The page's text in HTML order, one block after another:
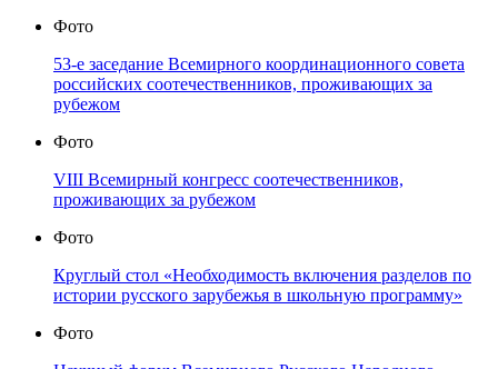
Фото
53-е заседание Всемирного координационного совета
российских соотечественников, проживающих за
рубежом
Фото
VIII Всемирный конгресс соотечественников,
проживающих за рубежом
Фото
Круглый стол «Необходимость включения разделов по
истории русского зарубежья в школьную программу»
Фото